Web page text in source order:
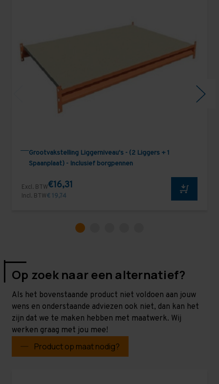
Grootvakstelling Liggerniveau's - (2 Liggers + 1
Spaanplaat) - Inclusief borgpennen
Excl. BTW€16,31
Incl. BTW€ 19,74
Op zoek naar een alternatief?
Als het bovenstaande product niet voldoen aan jouw
wens en onderstaande adviezen ook niet, dan kan het
zijn dat we te maken hebben met maatwerk. Wij
werken graag met jou mee!
Product op maat nodig?